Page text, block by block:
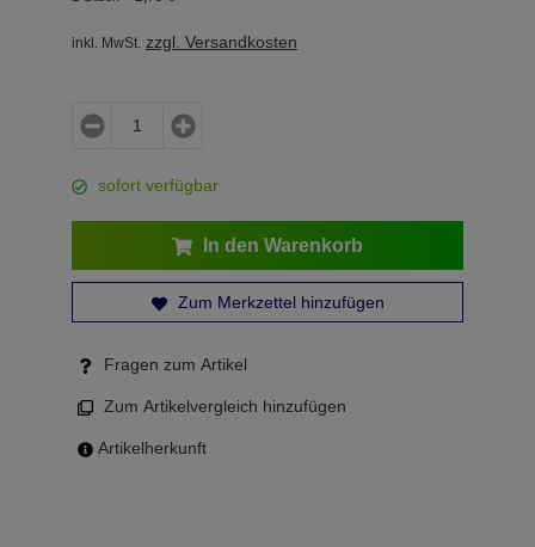
inkl. MwSt. zzgl. Versandkosten
sofort verfügbar
In den Warenkorb
Zum Merkzettel hinzufügen
Fragen zum Artikel
Zum Artikelvergleich hinzufügen
Artikelherkunft